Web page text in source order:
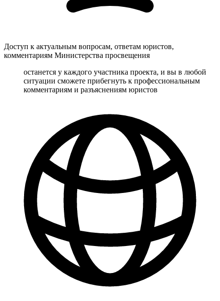
Доступ к актуальным вопросам, ответам юристов,
комментариям Министерства просвещения
останется у каждого участника проекта, и вы в любой
ситуации сможете прибегнуть к профессиональным
комментариям и разъяснениям юристов